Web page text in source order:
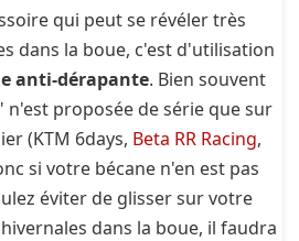
qui peut se révéler très
dans la boue, c'est d'utilisation
anti-dérapante. Bien souvent
n'est proposée de série que sur
(KTM 6days, Beta RR Racing,
si votre bécane n'en est pas
éviter de glisser sur votre
dans la boue, il faudra